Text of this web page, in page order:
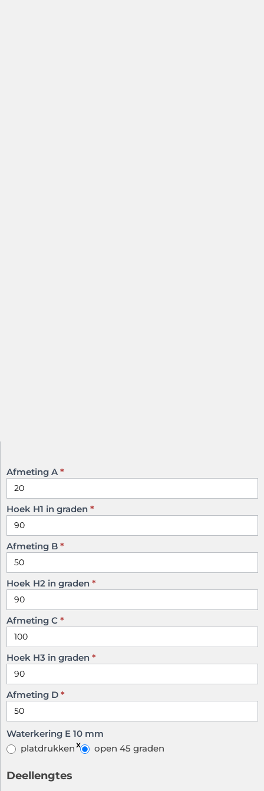
Kilgoot
model
D A
Afmeting A *
Hoek H1 in graden *
Afmeting B *
Hoek H2 in graden *
Afmeting C *
Hoek H3 in graden *
Afmeting D *
Waterkering E 10 mm
platdrukken
open 45 graden
Deellengtes